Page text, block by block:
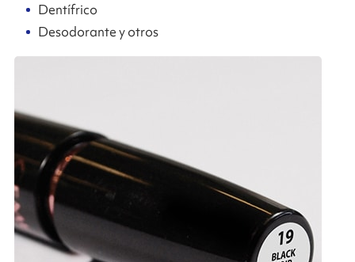
Dentífrico
Desodorante y otros